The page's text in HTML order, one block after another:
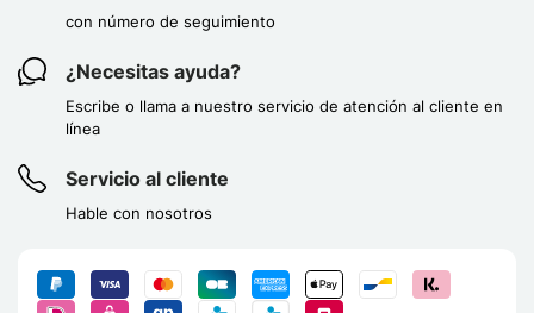
con número de seguimiento
¿Necesitas ayuda?
Escribe o llama a nuestro servicio de atención al cliente en
línea
Servicio al cliente
Hable con nosotros